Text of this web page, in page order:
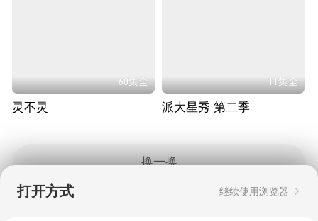
60集全
灵不灵
11集全
派大星秀 第二季
换一换
打开方式 继续使用浏览器